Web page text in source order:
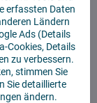
erfassten Daten
Ländern
Ads (Details
Cookies, Details
zu verbessern.
stimmen Sie
Sie detaillierte
ändern.